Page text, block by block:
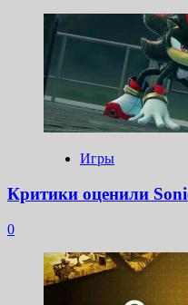
Игры
Критики оценили
0